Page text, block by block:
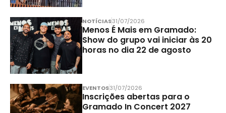
NOTÍCIAS31/07/2026
Menos É Mais em Gramado:
Show do grupo vai iniciar às 20
horas no dia 22 de agosto
EVENTOS31/07/2026
Inscrições abertas para o
Gramado In Concert 2027